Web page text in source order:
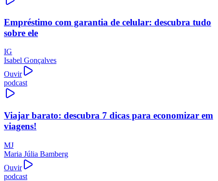
Empréstimo com garantia de celular: descubra tudo
sobre ele
IG
Isabel Gonçalves
Ouvir
podcast
Viajar barato: descubra 7 dicas para economizar em
viagens!
MJ
Maria Júlia Bamberg
Ouvir
podcast